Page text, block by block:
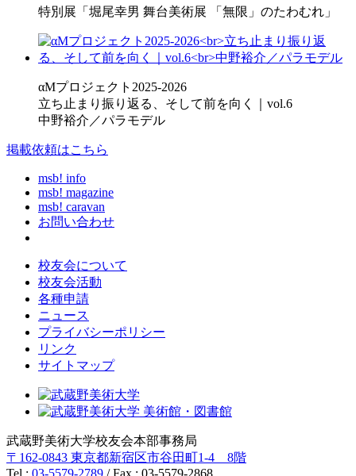
特別展「堀尾幸男 舞台美術展 「無限」のたわむれ」
αMプロジェクト2025-2026
立ち止まり振り返る、そして前を向く｜vol.6
中野裕介／パラモデル
掲載依頼はこちら
msb! info
msb! magazine
msb! caravan
お問い合わせ
校友会について
校友会活動
各種申請
ニュース
プライバシーポリシー
リンク
サイトマップ
武蔵野美術大学校友会本部事務局
〒162-0843 東京都新宿区市谷田町1-4 8階
Tel : 03-5579-2789 / Fax : 03-5579-2868